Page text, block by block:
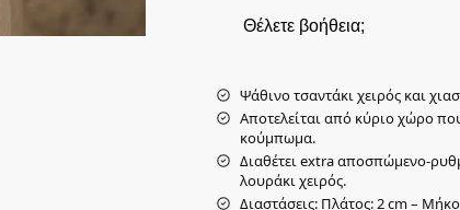
Θέλετε βοήθεια;
Ψάθινο τσαντάκι χειρός και
Αποτελείται από κύριο χώρο
κούμπωμα.
Διαθέτει extra αποσπώμενο-
λουράκι χειρός.
Διαστάσεις: Πλάτος: 2 cm –